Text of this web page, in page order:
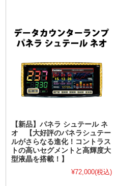
【新品】パネラ シュテール ネ
オ 【大好評のパネラシュテー
ルがさらなる進化！コントラス
トの高いセグメントと高輝度大
型液晶を搭載！】
¥72,000(税込)